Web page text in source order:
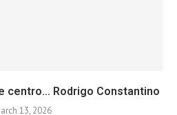
centro… Rodrigo Constantino
13, 2026